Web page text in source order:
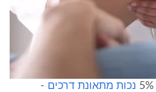
נכות מתאונת דרכים -